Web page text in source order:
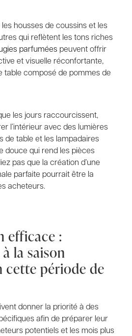
housses de coussins et les
qui reflètent les tons riches
parfuméespeuvent offrir
et visuelle réconfortante,
table composé de pommes de
les jours raccourcissent,
l’intérieur avec des lumières
de table et les lampadaires
douce qui rend les pièces
pas que la création d’une
parfaite pourrait être la
acheteurs.
efficace :
la saison
cette période de
donner la priorité à des
afin de préparer leur
potentiels et les mois plus